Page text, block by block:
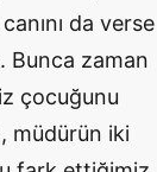
da verse
Bunca zaman
çocuğunu
müdürün iki